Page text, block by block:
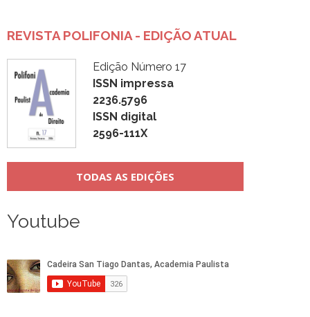
REVISTA POLIFONIA - EDIÇÃO ATUAL
Edição Número 17
ISSN impressa
2236.5796
ISSN digital
2596-111X
TODAS AS EDIÇÕES
Youtube